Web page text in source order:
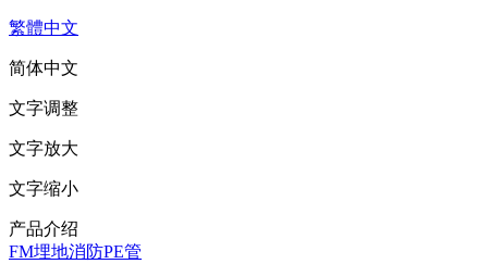
繁體中文
简体中文
文字调整
文字放大
文字缩小
产品介绍
FM埋地消防PE管